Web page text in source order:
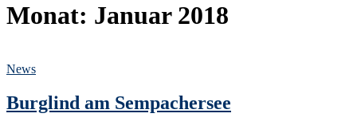
Monat: Januar 2018
News
Burglind am Sempachersee